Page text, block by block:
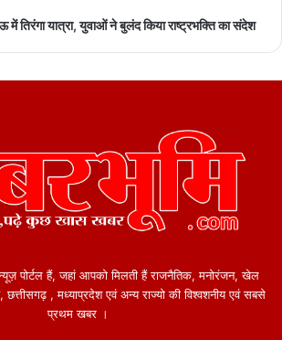
तिरंगा यात्रा, युवाओं ने बुलंद किया राष्ट्रभक्ति का संदेश
पोर्टल हैं, जहां आपको मिलती हैं राजनैतिक, मनोरंजन, खेल
छत्तीसगढ़ , मध्याप्रदेश एवं अन्य राज्यो की विश्वशनीय एवं सबसे
प्रथम खबर ।